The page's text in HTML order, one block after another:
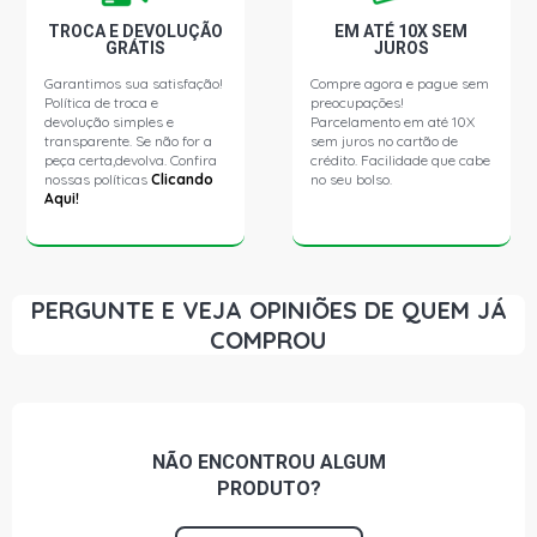
FOX BLUEMOTION HATCH 1.6 8V VHT EA111 CCRA L4
GOL G2 MI-PLUS HATCH 1.6 8V AP (2003 - 2004)
GOL G3 TECH HATCH 1.0 8V AT (2006 - 2009)
GOL G3 POWER HATCH 1.6 8V AP (2003 - 2006)
GOL G4 CITY HATCH 1.0 8V AT FLEX (2005 - 2015)
GOL G4 COPA HATCH 1.0 8V AT FLEX (2006 - 2008)
TROCA E DEVOLUÇÃO
GRÁTIS
Garantimos sua satisfação!
Política de troca e
devolução simples e
transparente. Se não for a
peça certa,devolva. Confira
nossas políticasClicando
Aqui!
EM ATÉ 10X SEM
JUROS
Compre agora e pague sem
preocupações!
Parcelamento em até 10X
sem juros no cartão de
crédito. Facilidade que cabe
no seu bolso.
PERGUNTE E VEJA OPINIÕES DE QUEM JÁ
COMPROU
NÃO ENCONTROU ALGUM
PRODUTO?